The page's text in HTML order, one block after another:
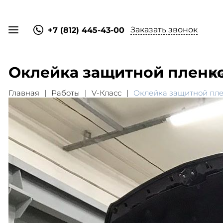
+7 (812) 445-43-00 Заказать звонок
Оклейка защитной
Главная Работы V-Класс Оклейка защитной